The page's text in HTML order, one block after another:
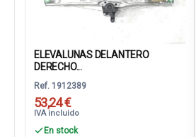
ELEVALUNAS DELANTERO
DERECHO...
Ref. 1912389
53,24 €
IVA incluido
En stock